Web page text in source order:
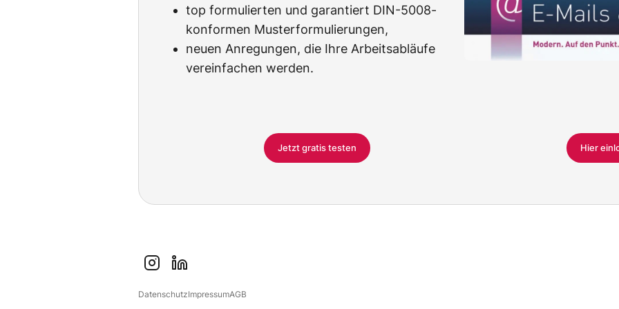
top formulierten und garantiert DIN-5008-
konformen Musterformulierungen,
neuen Anregungen, die Ihre Arbeitsabläufe
vereinfachen werden.
Jetzt gratis testen Hier
n
i
DatenschutzImpressumAGB